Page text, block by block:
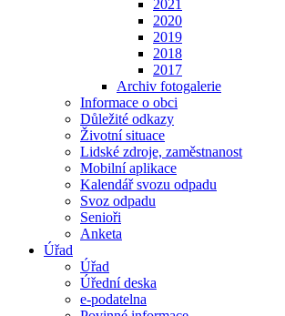
2021
2020
2019
2018
2017
Archiv fotogalerie
Informace o obci
Důležité odkazy
Životní situace
Lidské zdroje, zaměstnanost
Mobilní aplikace
Kalendář svozu odpadu
Svoz odpadu
Senioři
Anketa
Úřad
Úřad
Úřední deska
e-podatelna